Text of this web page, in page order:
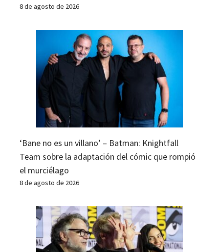
8 de agosto de 2026
‘Bane no es un villano’ – Batman: Knightfall
Team sobre la adaptación del cómic que rompió
el murciélago
8 de agosto de 2026